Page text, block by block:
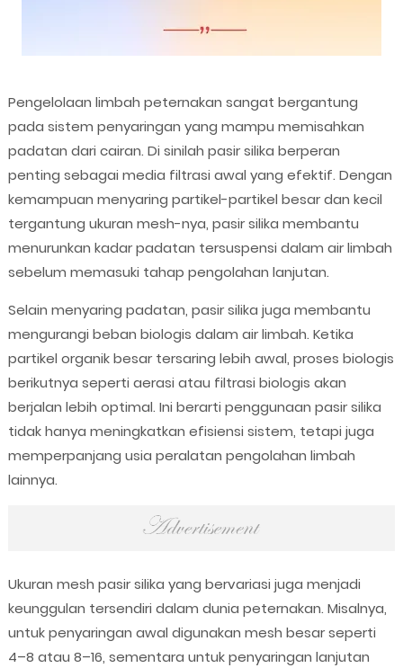
Pengelolaan limbah peternakan sangat bergantung
pada sistem penyaringan yang mampu memisahkan
padatan dari cairan. Di sinilah pasir silika berperan
penting sebagai media filtrasi awal yang efektif. Dengan
kemampuan menyaring partikel-partikel besar dan kecil
tergantung ukuran mesh-nya, pasir silika membantu
menurunkan kadar padatan tersuspensi dalam air limbah
sebelum memasuki tahap pengolahan lanjutan.
Selain menyaring padatan, pasir silika juga membantu
mengurangi beban biologis dalam air limbah. Ketika
partikel organik besar tersaring lebih awal, proses biologis
berikutnya seperti aerasi atau filtrasi biologis akan
berjalan lebih optimal. Ini berarti penggunaan pasir silika
tidak hanya meningkatkan efisiensi sistem, tetapi juga
memperpanjang usia peralatan pengolahan limbah
lainnya.
Ukuran mesh pasir silika yang bervariasi juga menjadi
keunggulan tersendiri dalam dunia peternakan. Misalnya,
untuk penyaringan awal digunakan mesh besar seperti
4–8 atau 8–16, sementara untuk penyaringan lanjutan